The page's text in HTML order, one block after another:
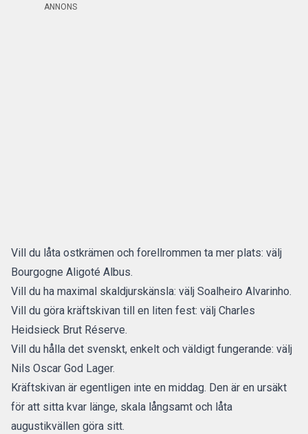
ANNONS
Vill du låta ostkrämen och forellrommen ta mer plats: välj
Bourgogne Aligoté Albus.
Vill du ha maximal skaldjurskänsla: välj Soalheiro Alvarinho.
Vill du göra kräftskivan till en liten fest: välj Charles
Heidsieck Brut Réserve.
Vill du hålla det svenskt, enkelt och väldigt fungerande: välj
Nils Oscar God Lager.
Kräftskivan är egentligen inte en middag. Den är en ursäkt
för att sitta kvar länge, skala långsamt och låta
augustikvällen göra sitt.